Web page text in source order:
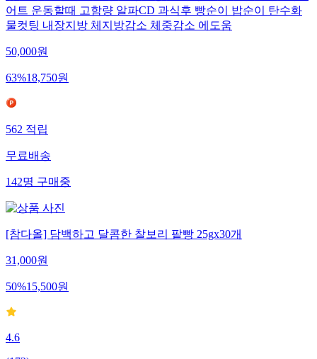
어트 운동할때 고함량 알파CD 과식후 빵순이 밥순이 탄수화
물컷팅 내장지방 체지방감소 체중감소 에도움
50,000원
63%18,750원
562적립
무료배송
142명구매중
[참다올] 담백하고 달콤한 찰보리 팥빵 25gx30개
31,000원
50%15,500원
4.6